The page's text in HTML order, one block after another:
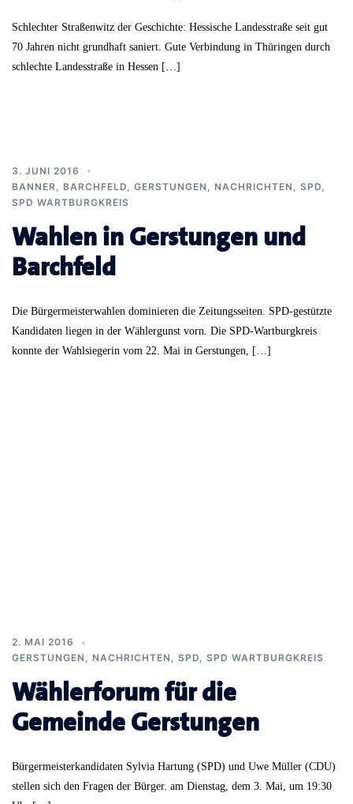
Schlechter Straßenwitz der Geschichte: Hessische Landesstraße seit gut
70 Jahren nicht grundhaft saniert. Gute Verbindung in Thüringen durch
schlechte Landesstraße in Hessen […]
3. JUNI 2016
BANNER
BARCHFELD GERSTUNGEN NACHRICHTEN SPD
SPD WARTBURGKREIS
Wahlen in Gerstungen und
Barchfeld
Die Bürgermeisterwahlen dominieren die Zeitungsseiten. SPD-gestützte
Kandidaten liegen in der Wählergunst vorn. Die SPD-Wartburgkreis
konnte der Wahlsiegerin vom 22. Mai in Gerstungen, […]
2. MAI 2016
GERSTUNGEN
NACHRICHTEN SPD SPD WARTBURGKREIS
Wählerforum für die
Gemeinde Gerstungen
Bürgermeisterkandidaten Sylvia Hartung (SPD) und Uwe Müller (CDU)
stellen sich den Fragen der Bürger. am Dienstag, dem 3. Mai, um 19:30